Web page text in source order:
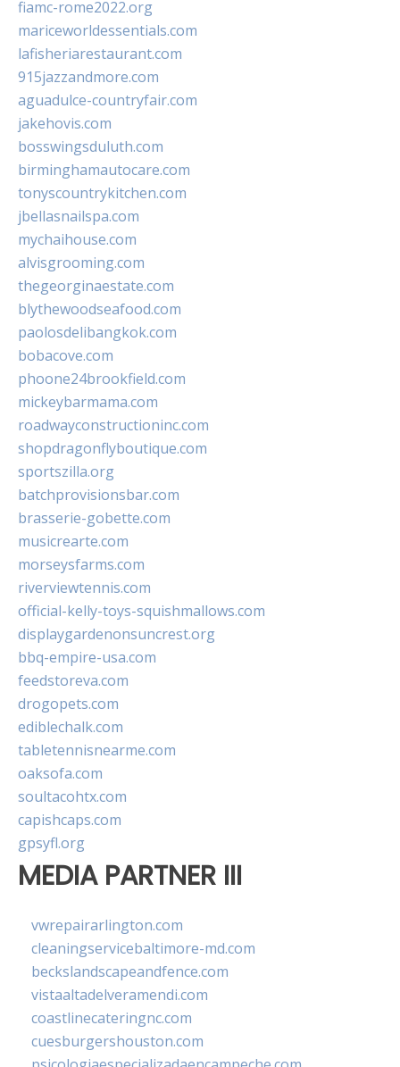
fiamc-rome2022.org
mariceworldessentials.com
lafisheriarestaurant.com
915jazzandmore.com
aguadulce-countryfair.com
jakehovis.com
bosswingsduluth.com
birminghamautocare.com
tonyscountrykitchen.com
jbellasnailspa.com
mychaihouse.com
alvisgrooming.com
thegeorginaestate.com
blythewoodseafood.com
paolosdelibangkok.com
bobacove.com
phoone24brookfield.com
mickeybarmama.com
roadwayconstructioninc.com
shopdragonflyboutique.com
sportszilla.org
batchprovisionsbar.com
brasserie-gobette.com
musicrearte.com
morseysfarms.com
riverviewtennis.com
official-kelly-toys-squishmallows.com
displaygardenonsuncrest.org
bbq-empire-usa.com
feedstoreva.com
drogopets.com
ediblechalk.com
tabletennisnearme.com
oaksofa.com
soultacohtx.com
capishcaps.com
gpsyfl.org
MEDIA PARTNER III
vwrepairarlington.com
cleaningservicebaltimore-md.com
beckslandscapeandfence.com
vistaaltadelveramendi.com
coastlinecateringnc.com
cuesburgershouston.com